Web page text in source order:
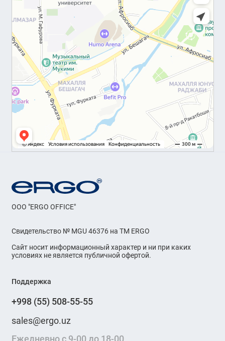
OOO "ERGO OFFICE"
Свидетельство № MGU 46376 на ТМ ERGO
Сайт носит информационный характер и ни при каких
условиях не является публичной офертой.
Поддержка
+998 (55) 508-55-55
sales@ergo.uz
Ежедневно с 9-00 до 18-00